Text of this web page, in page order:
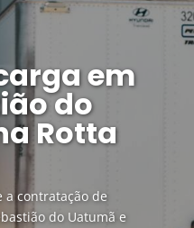
em
do
Rotta
a contratação de
do Uatumã e